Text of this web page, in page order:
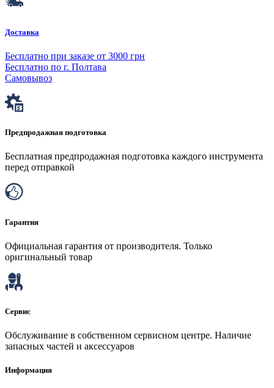
Доставка
Бесплатно при заказе от 3000 грн
Бесплатно по г. Полтава
Самовывоз
Предпродажная подготовка
Бесплатная предпродажная подготовка каждого инструмента
перед отправкой
Гарантия
Официальная гарантия от производителя. Только
оригинальный товар
Сервис
Обслуживание в собственном сервисном центре. Наличие
запасных частей и аксессуаров
Информация